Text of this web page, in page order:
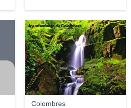
Colombres
Ayuntamiento de Colombres